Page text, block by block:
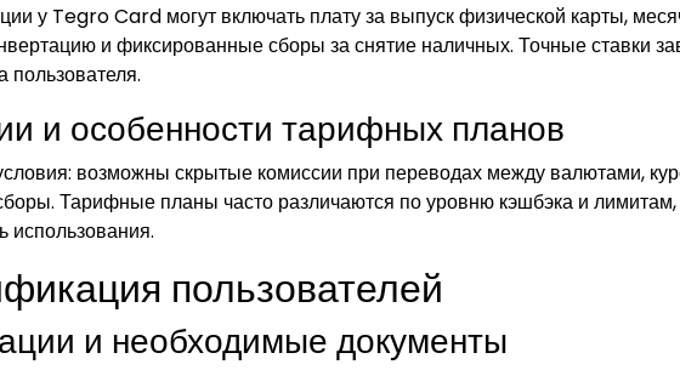
у Tegro Card могут включать плату за выпуск физической карты,
и фиксированные сборы за снятие наличных. Точные ставки
пользователя.
и особенности тарифных планов
возможны скрытые комиссии при переводах между валютами,
Тарифные планы часто различаются по уровню кэшбэка и лимитам,
использования.
пользователей
и необходимые документы